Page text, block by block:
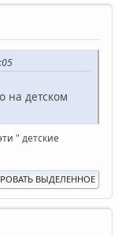
на детском
" детские
ВЫДЕЛЕННОЕ